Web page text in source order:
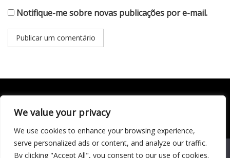
We value your privacy
We use cookies to enhance your browsing experience,
serve personalized ads or content, and analyze our traffic.
By clicking "Accept All", you consent to our use of cookies.
Notifique-me sobre novas publicações por e-mail.
Todo conteúdo publicado neste portal, incluindo textos,
responsabilidade do autor. © 2020 - 2024 Todos os direitos
reservados ao site Matéria Livre Royale News by
ThemebeezWe use cookies to ensure that we give you the best